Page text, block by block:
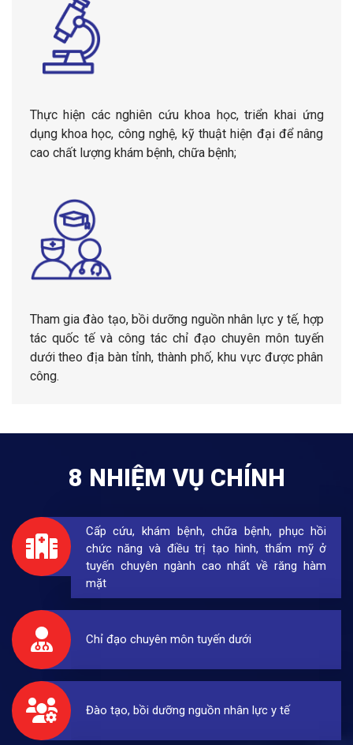
Thực hiện các nghiên cứu khoa học, triển khai ứng
dụng khoa học, công nghệ, kỹ thuật hiện đại để nâng
cao chất lượng khám bệnh, chữa bệnh;
Tham gia đào tạo, bồi dưỡng nguồn nhân lực y tế, hợp
tác quốc tế và công tác chỉ đạo chuyên môn tuyến
dưới theo địa bàn tỉnh, thành phố, khu vực được phân
công.
8 NHIỆM VỤ CHÍNH
Cấp cứu, khám bệnh, chữa bệnh, phục hồi
chức năng và điều trị tạo hình, thẩm mỹ ở
tuyến chuyên ngành cao nhất về răng hàm
mặt
Chỉ đạo chuyên môn tuyến dưới
Đào tạo, bồi dưỡng nguồn nhân lực y tế